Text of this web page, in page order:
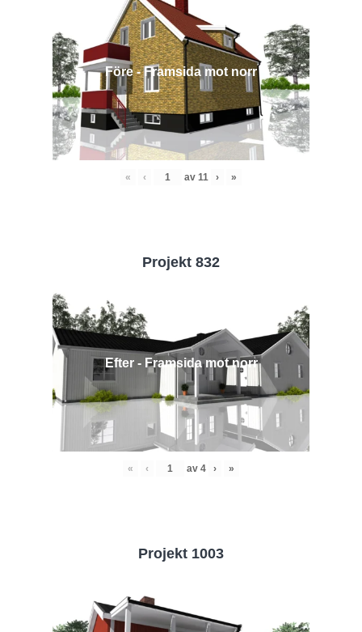
Före - Framsida mot norr
« ‹ av 11 › »
Projekt 832
Efter - Framsida mot norr
« ‹ av 4 › »
Projekt 1003